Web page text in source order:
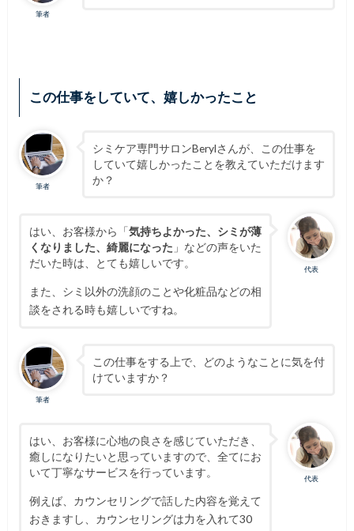
筆者
この仕事をしていて、嬉しかったこと
筆者
シミケア専門サロンBerylさんが、この仕事を
していて嬉しかったことを教えていただけます
か？
代表
はい、お客様から「気持ちよかった、シミが薄
くなりました、綺麗になった 」などの声をいた
だいた時は、とても嬉しいです。
また、シミ以外の洗顔のことや化粧品などの相
談をされる時も嬉しいですね。
筆者
この仕事をする上で、どのようなことに気を付
けていますか？
代表
はい、お客様に心地の良さを感じていただき、
癒しになりたいと思っていますので、全てにお
いて丁寧なサービスを行っています。
例えば、カウンセリングで話した内容を覚えて
おきますし、カウンセリングは力を入れて30